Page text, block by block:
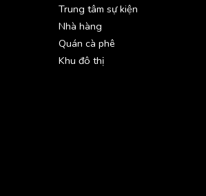
Trung tâm sự kiện
Nhà hàng
Quán cà phê
Khu đô thị